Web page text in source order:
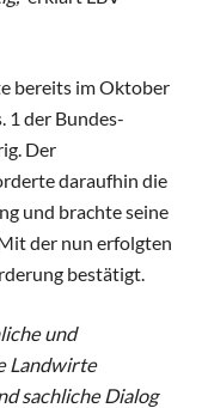
bereits im Oktober
1 der Bundes-
Der
daraufhin die
und brachte seine
der nun erfolgten
bestätigt.
und
Landwirte
sachliche Dialog